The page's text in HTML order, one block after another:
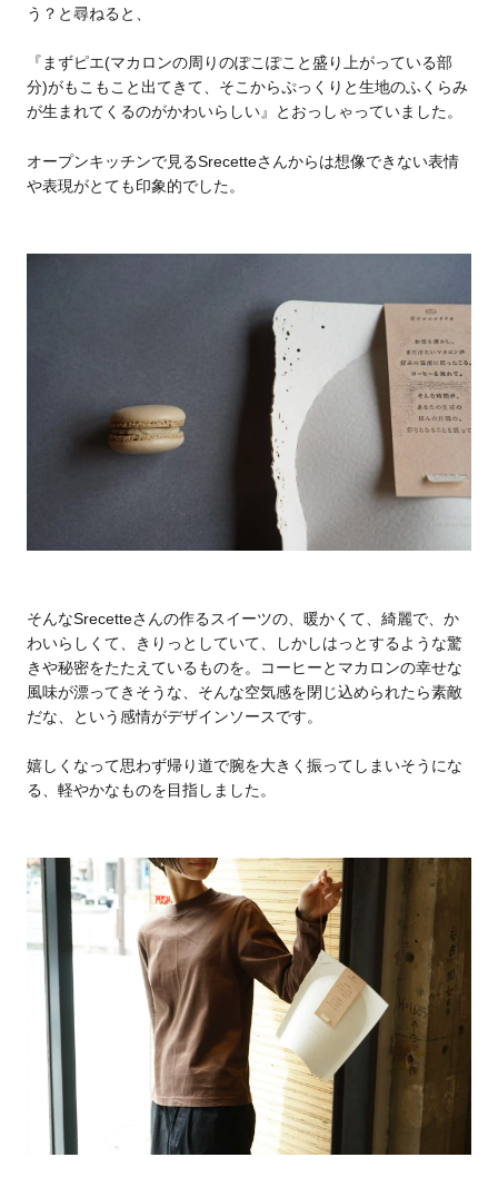
う？ と尋ねると、
『まずピエ(マカロンの周りのぽこぽこと盛り上がっている部
分)がもこもこと出てきて、そこからぷっくりと生地のふくらみ
が生まれてくるのがかわいらしい』とおっしゃっていました。
オープンキッチンで見るSrecetteさんからは想像できない表情
や表現がとても印象的でした。
そんなSrecetteさんの作るスイーツの、暖かくて、綺麗で、か
わいらしくて、きりっとしていて、しかしはっとするような驚
きや秘密をたたえているものを。
コーヒーとマカロンの幸せな
風味が漂ってきそうな、そんな空気感を閉じ込められたら素敵
だな、という感情がデザインソースです。
嬉しくなって思わず帰り道で腕を大きく振ってしまいそうにな
る、軽やかなものを目指しました。